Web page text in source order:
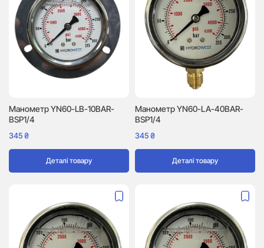
Манометр YN60-LB-10BAR-
BSP1/4
345₴
Деталі товару
Манометр YN60-LA-40BAR-
BSP1/4
345₴
Деталі товару